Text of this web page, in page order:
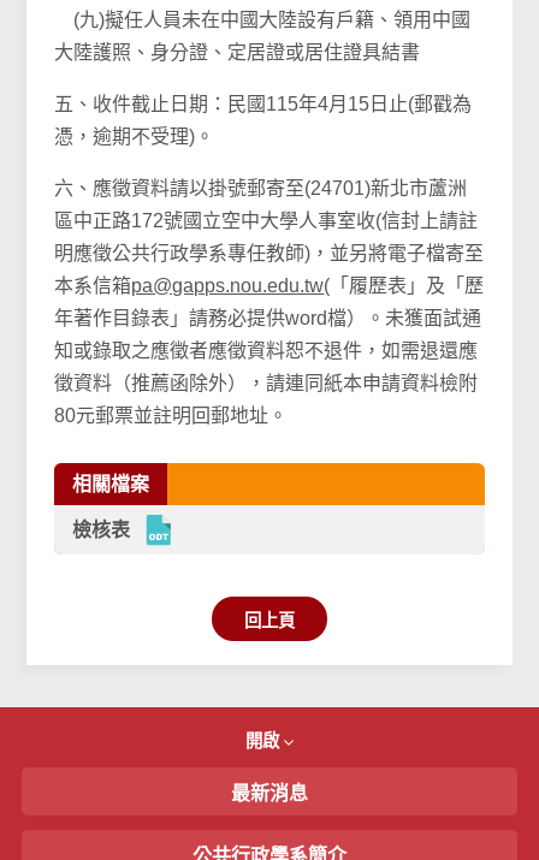
(九)擬任人員未在中國大陸設有戶籍、領用中國
大陸護照、身分證、定居證或居住證具結書
五、收件截止日期：民國115年4月15日止(郵戳為
憑，逾期不受理)。
六、應徵資料請以掛號郵寄至(24701)新北市蘆洲
區中正路172號國立空中大學人事室收(信封上請註
明應徵公共行政學系專任教師)，並另將電子檔寄至
本系信箱pa@gapps.nou.edu.tw(「履歷表」及「歷
年著作目錄表」請務必提供word檔）。未獲面試通
知或錄取之應徵者應徵資料恕不退件，如需退還應
徵資料（推薦函除外），請連同紙本申請資料檢附
80元郵票並註明回郵地址。
相關檔案
檢核表
回上頁
開啟
最新消息
公共行政學系簡介